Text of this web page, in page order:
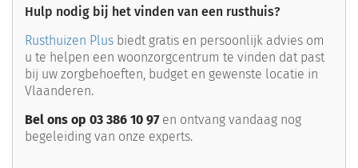
Hulp nodig bij het vinden van een rusthuis?
Rusthuizen Plus biedt gratis en persoonlijk advies om
u te helpen een woonzorgcentrum te vinden dat past
bij uw zorgbehoeften, budget en gewenste locatie in
Vlaanderen.
Bel ons op 03 386 10 97en ontvang vandaag nog
begeleiding van onze experts.